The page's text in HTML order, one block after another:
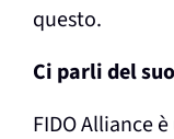
questo.
Ci parli del
FIDO Alliance